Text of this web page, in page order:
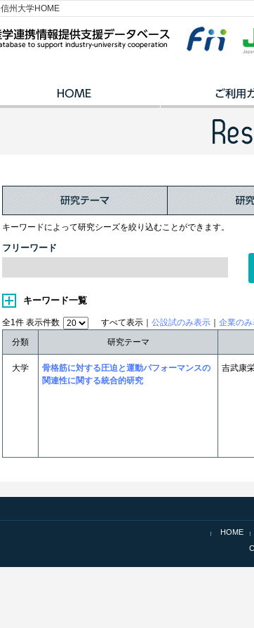
信州大学HOME
キーワードによって研究シーズを絞り込むことができます。
フリーワード
キーワード一覧
全1件 表示件数 すべて表示｜ 公設試のみ表示 企業の
分類 研究テーマ
大学
骨格筋に対する圧迫と運動パフォーマンスの
関連性に関する統合的研究
吉武康
HOME